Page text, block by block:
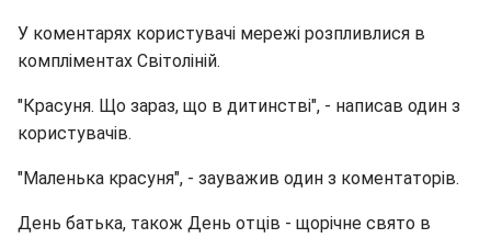
У коментарях користувачі мережі розпливлися в
компліментах Світоліній.
"Красуня. Що зараз, що в дитинстві", - написав один з
користувачів.
"Маленька красуня", - зауважив один з коментаторів.
День батька, також День отців - щорічне свято в